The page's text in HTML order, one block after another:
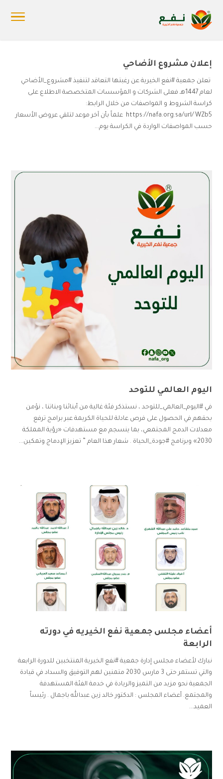
إعلان مشروع الأضاحي
تعلن جمعية #نفع الخيرية عن رغبتها التعاقد لتنفيذ #مشروع_الأضاحي
لعام 1447هـ فعلى الشركات و المؤسسات المتخصصة الاطلاع على
كراسة الشروط و المواصفات من خلال الرابط:
https://nafa.org.sa/url/WZb5 علماً بأن آخر موعد لتلقي عروض الأسعار
حسب المواصفات الواردة في الكراسة يوم...
اليوم العالمي للتوحد
في #اليوم_العالمي_للتوحد ، نستذكر فئة غالية من أبنائنا وبناتنا ، نؤمن
بحقهم في الحصول على فرص عادلة للحياة الكريمة عبر برامج ترفع
معدلات الدمج المجتمعي، بما ينسجم مع مستهدفات «رؤية المملكة
2030» وبرنامج #جودة_الحياة . شعار هذا العام ” تعزيز الإدماج وتمكين...
أعضاء مجلس جمعية نفع الخيريه في دورته
الرابعة
نبارك لأعضاء مجلس إدارة جمعية #نفع الخيرية المنتخبين للدورة الرابعة
والتي تستمر حتى 3 مارس 2030 متمنين لهم التوفيق والسداد في قيادة
الجمعية نحو مزيد من التميز والريادة في خدمة الفئة المستهدفة
والمجتمع. أعضاء المجلس : الدكتور خالد زين عبدالله باجمال . رئيساً
العميد...